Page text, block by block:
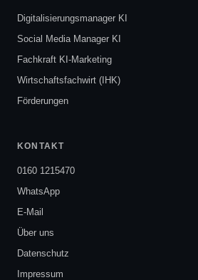
Digitalisierungsmanager KI
Social Media Manager KI
Fachkraft KI-Marketing
Wirtschaftsfachwirt (IHK)
Förderungen
KONTAKT
0160 1215470
WhatsApp
E-Mail
Über uns
Datenschutz
Impressum